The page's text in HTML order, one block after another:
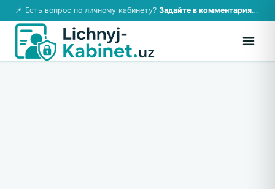
📌 Есть вопрос по личному кабинету? Задайте в комментариях — ответим!